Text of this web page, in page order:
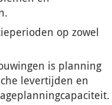
op zowel
is planning
levertijden en